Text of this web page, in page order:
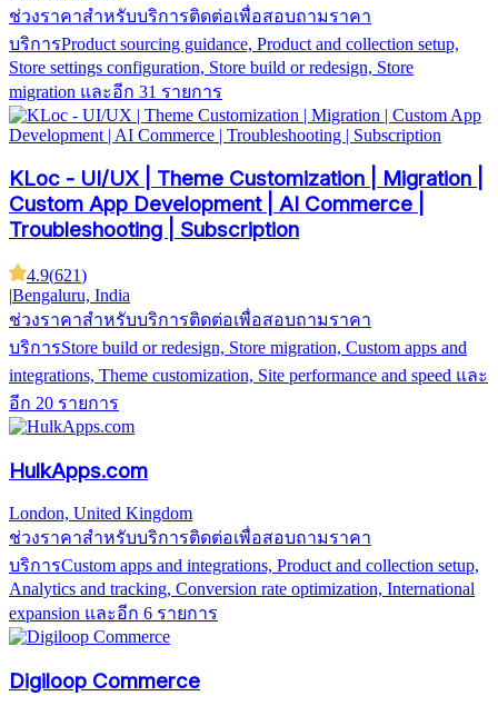
ช่วงราคาสำหรับบริการติดต่อเพื่อสอบถามราคา
บริการProduct sourcing guidance, Product and collection setup,
Store settings configuration, Store build or redesign, Store
migration และอีก 31 รายการ
KLoc - UI/UX | Theme Customization | Migration |
Custom App Development | AI Commerce |
Troubleshooting | Subscription
4.9(621)
|Bengaluru, India
ช่วงราคาสำหรับบริการติดต่อเพื่อสอบถามราคา
บริการStore build or redesign, Store migration, Custom apps and
integrations, Theme customization, Site performance and speed และ
อีก 20 รายการ
HulkApps.com
London, United Kingdom
ช่วงราคาสำหรับบริการติดต่อเพื่อสอบถามราคา
บริการCustom apps and integrations, Product and collection setup,
Analytics and tracking, Conversion rate optimization, International
expansion และอีก 6 รายการ
Digiloop Commerce